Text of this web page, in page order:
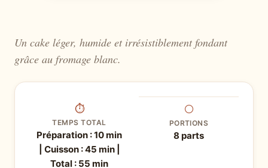
Un cake léger, humide et irrésistiblement fondant
grâce au fromage blanc.
⏱
TEMPS TOTAL
Préparation : 10 min
| Cuisson : 45 min |
Total : 55 min
⚪
PORTIONS
8 parts